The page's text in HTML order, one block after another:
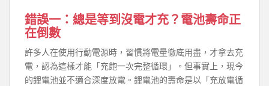
錯誤一：總是等到沒電才充？電池壽命正
在倒數
許多人在使用行動電源時，習慣將電量徹底用盡，才拿去充
電，認為這樣才能「充飽一次完整循環」。但事實上，現今
的鋰電池並不適合深度放電。鋰電池的壽命是以「充放電循